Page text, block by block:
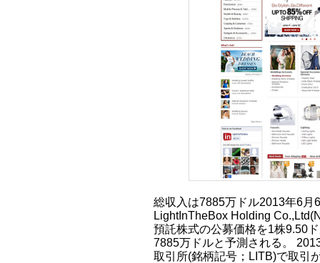
総収入は7885万ドル2013年6月
LightInTheBox Holding
預託株式の公募価格を1株9.50
7885万ドルと予測される。
取引所(銘柄記号；LITB)で取引